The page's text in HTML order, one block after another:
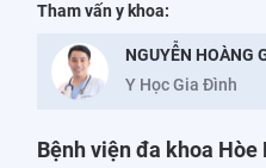
Tham vấn y khoa:
NGUYỄN HOÀNG
Y Học Gia Đình
Bệnh viện đa khoa